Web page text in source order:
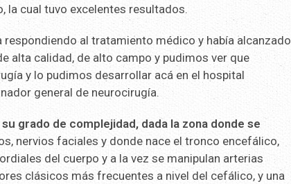
la cual tuvo excelentes resultados.
respondiendo al tratamiento médico y había alcanzado
alta calidad, de alto campo y pudimos ver que
y lo pudimos desarrollar acá en el hospital
general de neurocirugía.
grado de complejidad, dada la zona donde se
nervios faciales y donde nace el tronco encefálico,
del cuerpo y a la vez se manipulan arterias
clásicos más frecuentes a nivel del cefálico, y una